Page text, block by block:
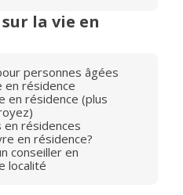
la vie en
personnes âgées
en résidence
en résidence (plus
en résidences
en résidence?
conseiller en
localité